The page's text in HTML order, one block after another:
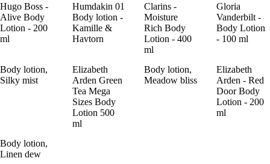
Hugo Boss -
Alive Body
Lotion - 200
ml
Humdakin 01
Body lotion -
Kamille &
Havtorn
Clarins -
Moisture
Rich Body
Lotion - 400
ml
Gloria
Vanderbilt -
Body Lotion
- 100 ml
Body lotion,
Silky mist
Elizabeth
Arden Green
Tea Mega
Sizes Body
Lotion 500
ml
Body lotion,
Meadow bliss
Elizabeth
Arden - Red
Door Body
Lotion - 200
ml
Body lotion,
Linen dew